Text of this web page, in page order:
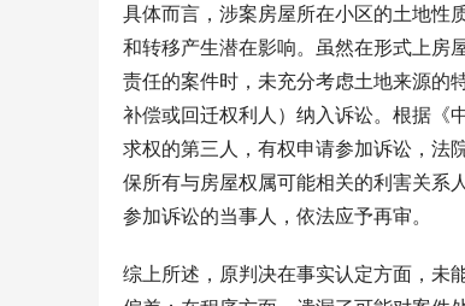
具体而言，涉案房屋所在小区的土地性
和转移产生潜在影响。虽然在形式上房
责任的案件时，未充分考虑土地来源的
补偿或回迁权利人）纳入诉讼。根据《
求权的第三人，有权申请参加诉讼，法
保所有与房屋权属可能相关的利害关系
参加诉讼的当事人，依法应予再审。
综上所述，原判决在事实认定方面，未